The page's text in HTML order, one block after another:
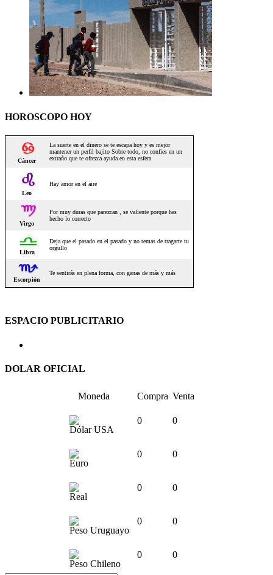
HOROSCOPO HOY
ESPACIO PUBLICITARIO
DOLAR OFICIAL
Moneda Compra Venta
Dólar USA
0 0
Euro
0 0
Real
0 0
Peso Uruguayo
0 0
Peso Chileno
0 0